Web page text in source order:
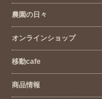
農園の日々
オンラインショップ
移動cafe
商品情報